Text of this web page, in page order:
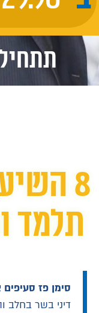
8
תלמד
סימן פז
דיני בשר בחלב